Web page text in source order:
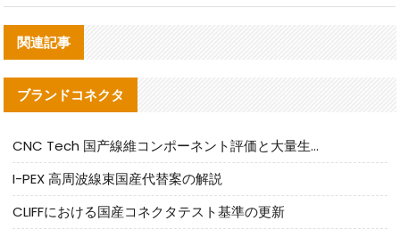
関連記事
ブランドコネクタ
CNC Tech 国产線維コンポーネント評価と大量生産適合ガイド
I-PEX 高周波線束国産代替案の解説
CLIFFにおける国産コネクタテスト基準の更新